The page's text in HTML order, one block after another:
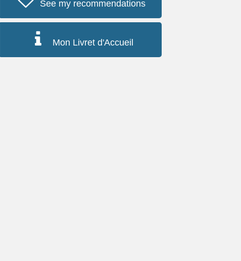
See my recommendations
Mon Livret d'Accueil